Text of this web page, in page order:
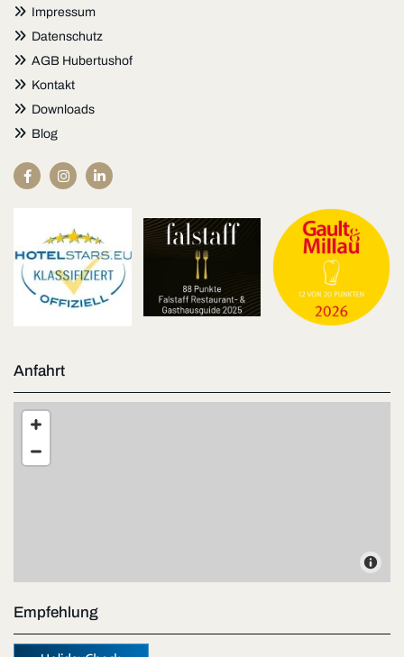
 Impressum
 Datenschutz
 AGB Hubertushof
 Kontakt
 Downloads
 Blog
Anfahrt
Empfehlung